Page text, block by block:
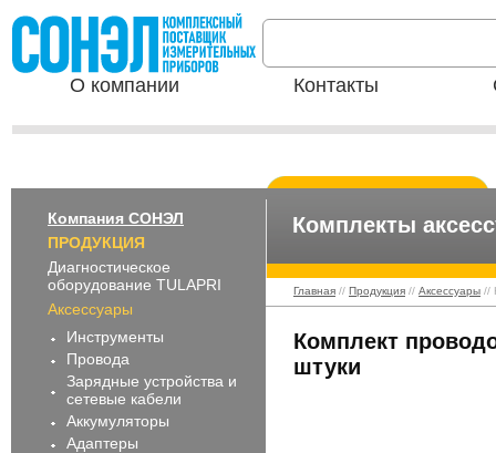
О компании Контакты
Компания СОНЭЛ
ПРОДУКЦИЯ
Диагностическое
оборудование TULAPRI
Аксессуары
Инструменты
Провода
Зарядные устройства и
сетевые кабели
Аккумуляторы
Адаптеры
Комплекты
Главная // Продукция // Аксессуары //
Комплект
штуки